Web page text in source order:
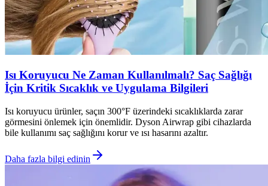
Isı Koruyucu Ne Zaman Kullanılmalı? Saç Sağlığı
İçin Kritik Sıcaklık ve Uygulama Bilgileri
Isı koruyucu ürünler, saçın 300°F üzerindeki sıcaklıklarda zarar
görmesini önlemek için önemlidir. Dyson Airwrap gibi cihazlarda
bile kullanımı saç sağlığını korur ve ısı hasarını azaltır.
Daha fazla bilgi edinin